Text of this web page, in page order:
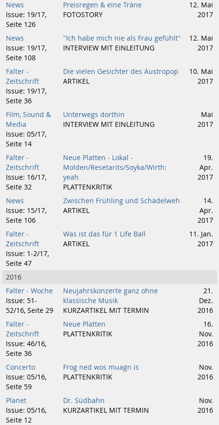
News
Issue: 19/17,
Seite 126
Preisregen & eine Träne
FOTOSTORY
12. Mai
2017
News
Issue: 19/17,
Seite 108
"Ich habe mich nie als Frau gefühlt"
INTERVIEW MIT EINLEITUNG
12. Mai
2017
Falter -
Zeitschrift
Issue: 19/17,
Seite 36
Die vielen Gesichter des Austropop
ARTIKEL
10. Mai
2017
Film, Sound &
Media
Issue: 05/17,
Seite 14
Unterwegs dorthin
INTERVIEW MIT EINLEITUNG
Mai
2017
Falter -
Zeitschrift
Issue: 16/17,
Seite 32
Neue Platten - Lokal -
Molden/Resetarits/Soyka/Wirth:
yeah
PLATTENKRITIK
19.
Apr.
2017
News
Issue: 15/17,
Seite 106
Zwischen Frühling und Schädelweh
ARTIKEL
14.
Apr.
2017
Falter -
Zeitschrift
Issue: 1-2/17,
Seite 47
Was ist das für 1 Life Ball
ARTIKEL
11. Jan.
2017
2016
Falter - Woche
Issue: 51-
52/16, Seite 29
Neujahrskonzerte ganz ohne
klassische Musik
KURZARTIKEL MIT TERMIN
21.
Dez.
2016
Falter -
Zeitschrift
Issue: 46/16,
Seite 36
Neue Platten
PLATTENKRITIK
16.
Nov.
2016
Concerto
Issue: 05/16,
Seite 59
Frog ned wos muagn is
PLATTENKRITIK
Nov.
2016
Planet
Issue: 05/16,
Seite 12
Dr. Südbahn
KURZARTIKEL MIT TERMIN
Nov.
2016